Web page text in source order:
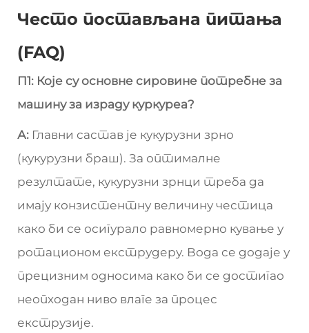
Често постављана питања
(FAQ)
П1: Које су основне сировине потребне за
машину за израду куркуреа?
А: Главни састав је кукурузни зрно
(кукурузни браш). За оптималне
резултате, кукурузни зрнци треба да
имају конзистентну величину честица
како би се осигурало равномерно кување у
ротационом екструдеру. Вода се додаје у
прецизним односима како би се достигао
неопходан ниво влаге за процес
екструзије.